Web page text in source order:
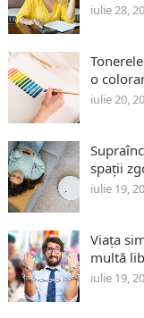
iulie 28,
o
iulie 20,
spații
iulie 19,
Viața
multă
iulie 19,